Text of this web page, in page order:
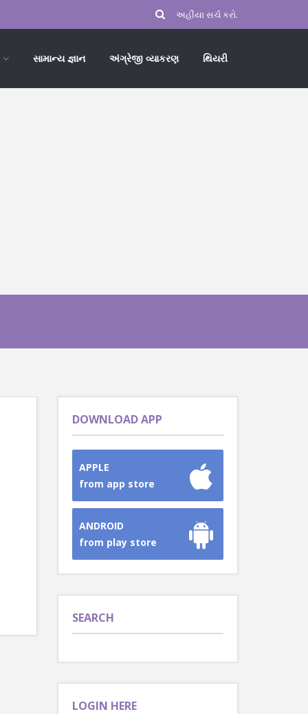
સામાન્ય જ્ઞાન અંગ્રેજી વ્યાકરણ થિયરી
DOWNLOAD APP
APPLE
from app store
ANDROID
from play store
SEARCH
LOGIN HERE